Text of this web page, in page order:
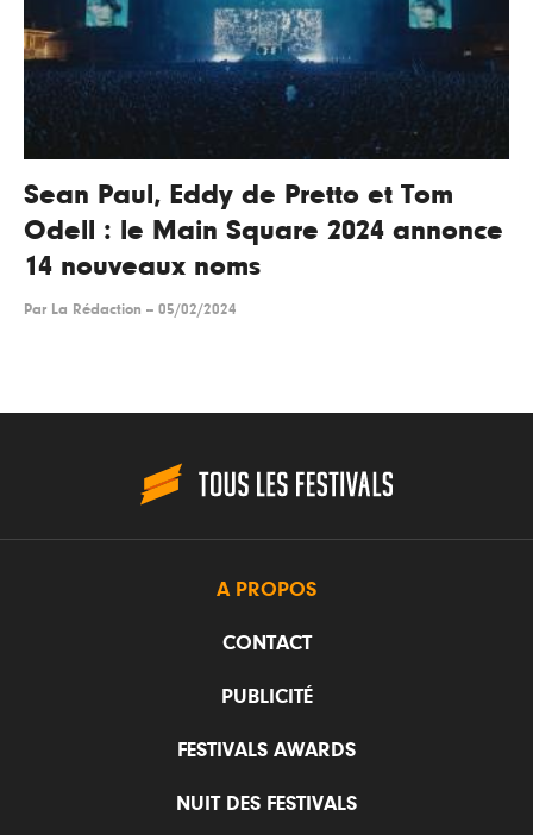
Sean Paul, Eddy de Pretto et Tom
Odell : le Main Square 2024 annonce
14 nouveaux noms
Par La Rédaction -- 05/02/2024
A PROPOS
CONTACT
PUBLICITÉ
FESTIVALS AWARDS
NUIT DES FESTIVALS